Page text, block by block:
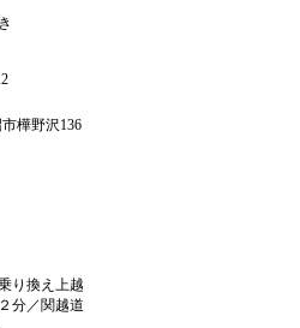
樺野沢136
り換え上越
分／関越道